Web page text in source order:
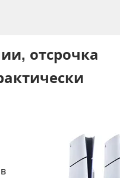
отсрочка